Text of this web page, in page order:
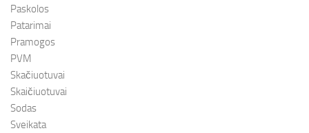
Paskolos
Patarimai
Pramogos
PVM
Skačiuotuvai
Skaičiuotuvai
Sodas
Sveikata